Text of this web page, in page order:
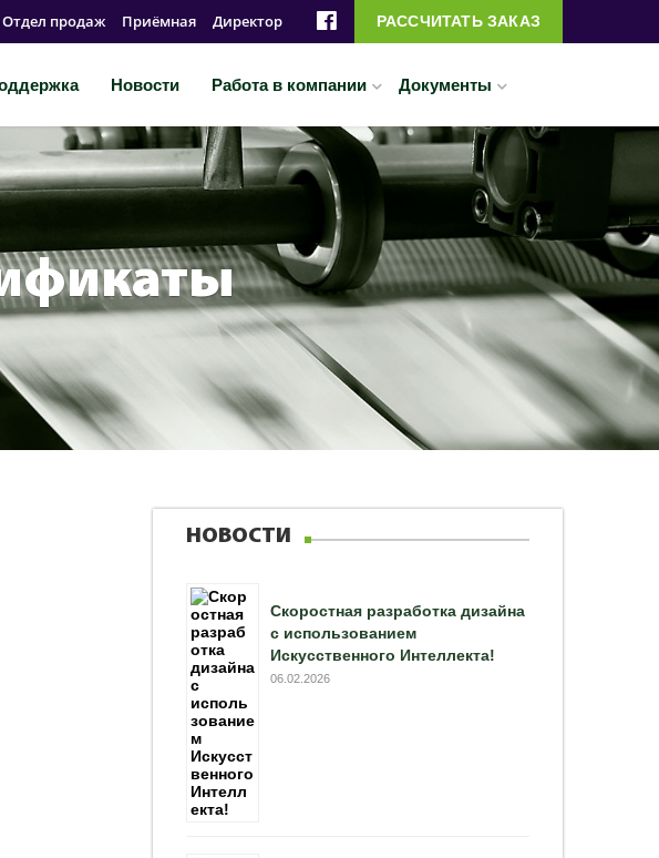
Отдел продаж Приёмная Директор РАССЧИТАТЬ ЗАКАЗ
Новости Работа в компании Документы
НОВОСТИ
Скоростная разработка дизайна
с использованием
Искусственного Интеллекта!
06.02.2026